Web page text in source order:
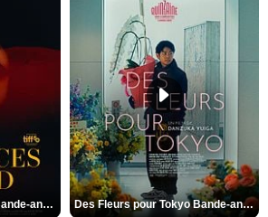
Les Silences de Riyad Bande-annonce VO STFR Des Fleurs pour Tokyo Bande-annonce VO STFR